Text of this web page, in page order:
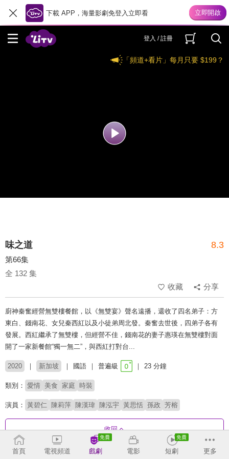
下載 APP，海量影劇免登入立即看
登入 / 註冊
「頻道+看片」每月只要 $199？
味之道 8.3
第66集
全 132 集
收藏
分享
廚神秦奮經營無雙樓餐館，以《無雙宴》聲名遠播，還收了四名弟子：方
東白、錢南花、女兒秦西紅以及小徒弟周北發。秦奮去世後，四弟子各有
發展。西紅繼承了無雙樓，但經營不佳，錢南花的妻子惠瑛在無雙樓對面
開了一家新餐館“獨一無二”，與西紅打對台...
2020 新加坡 國語 普遍級 23 分鐘
類別： 愛情 美食 家庭 時裝
演員： 黃碧仁 陳莉萍 陳漢瑋 陳泓宇 黃思恬 孫政 芳榕
收回
首頁 電視頻道 戲劇 電影 短劇 更多